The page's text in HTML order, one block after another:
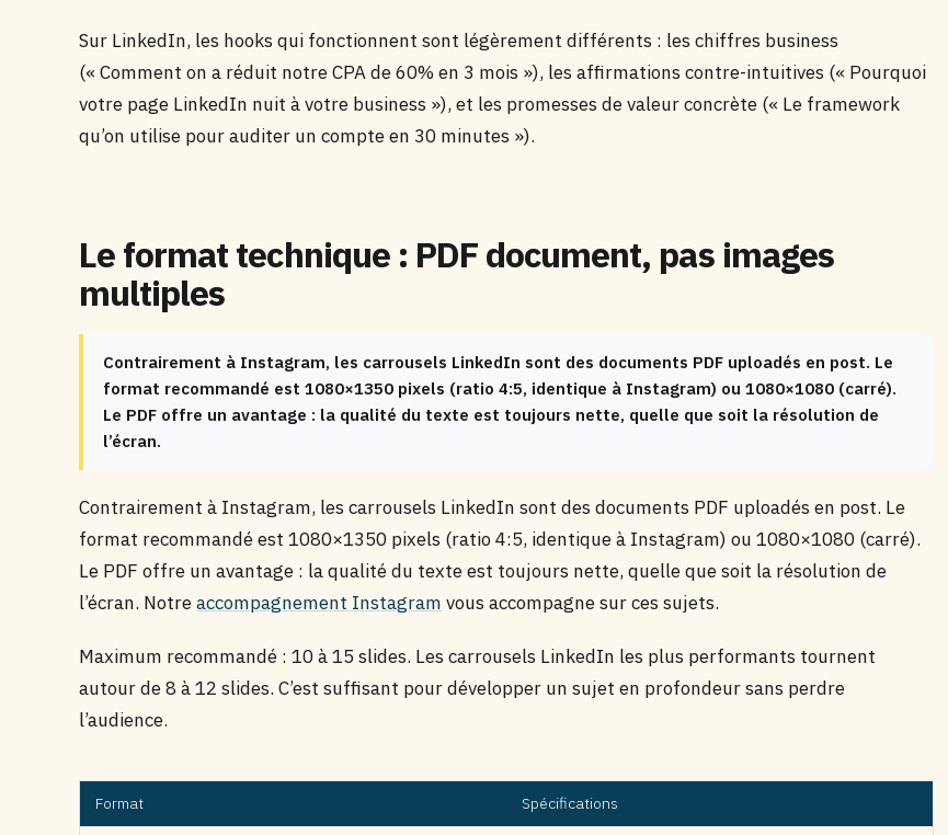
Sur LinkedIn, les hooks qui fonctionnent sont légèrement différents : les chiffres business
(« Comment on a réduit notre CPA de 60% en 3 mois »), les affirmations contre-intuitives (« Pourquoi
votre page LinkedIn nuit à votre business »), et les promesses de valeur concrète (« Le framework
qu’on utilise pour auditer un compte en 30 minutes »).
Le format technique : PDF document, pas images
multiples
Contrairement à Instagram, les carrousels LinkedIn sont des documents PDF uploadés en post. Le
format recommandé est 1080×1350 pixels (ratio 4:5, identique à Instagram) ou 1080×1080 (carré).
Le PDF offre un avantage : la qualité du texte est toujours nette, quelle que soit la résolution de
l’écran.
Contrairement à Instagram, les carrousels LinkedIn sont des documents PDF uploadés en post. Le
format recommandé est 1080×1350 pixels (ratio 4:5, identique à Instagram) ou 1080×1080 (carré).
Le PDF offre un avantage : la qualité du texte est toujours nette, quelle que soit la résolution de
l’écran. Notreaccompagnement Instagram vous accompagne sur ces sujets.
Maximum recommandé : 10 à 15 slides. Les carrousels LinkedIn les plus performants tournent
autour de 8 à 12 slides. C’est suffisant pour développer un sujet en profondeur sans perdre
l’audience.
Format Spécifications